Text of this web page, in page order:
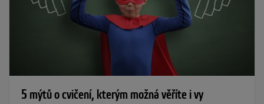
5 mýtů o cvičení, kterým možná věříte i vy